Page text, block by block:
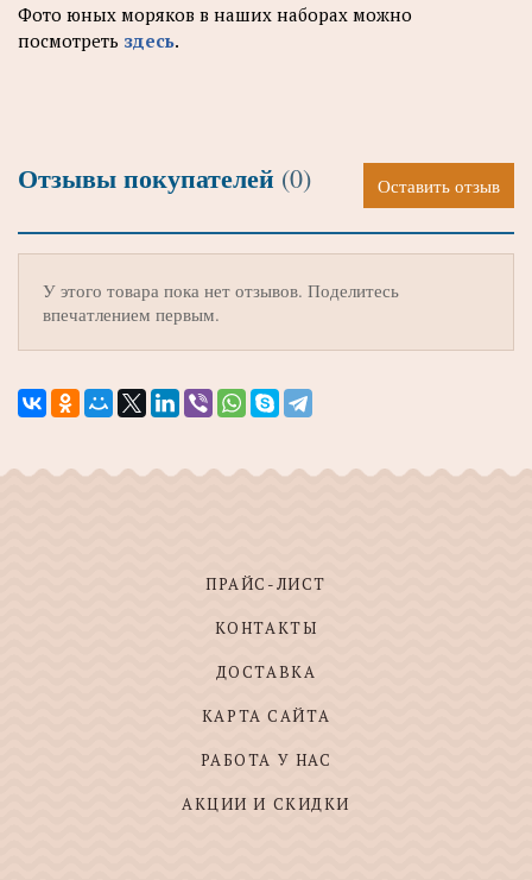
Фото юных моряков в наших наборах можно
посмотреть здесь.
Отзывы покупателей (0) Оставить отзыв
У этого товара пока нет отзывов. Поделитесь
впечатлением первым.
ПРАЙС-ЛИСТ
КОНТАКТЫ
ДОСТАВКА
КАРТА САЙТА
РАБОТА У НАС
АКЦИИ И СКИДКИ